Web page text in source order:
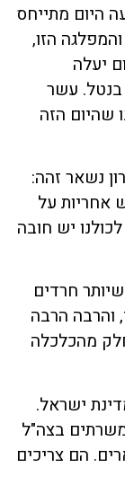
היום מתייחס
הזו,
יעלה
בנטל. עשר
שהיום הזה
נשאר זהה:
אחריות על
יש חובה
חרדים
והרבה הרבה
מהכלכלה
ישראל.
בצה"ל
הם צריכים